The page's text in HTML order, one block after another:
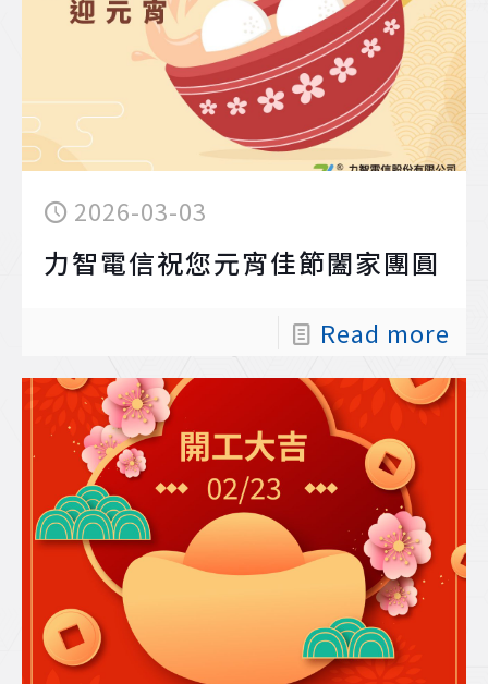
2026-03-03
力智電信祝您元宵佳節闔家團圓
Read more